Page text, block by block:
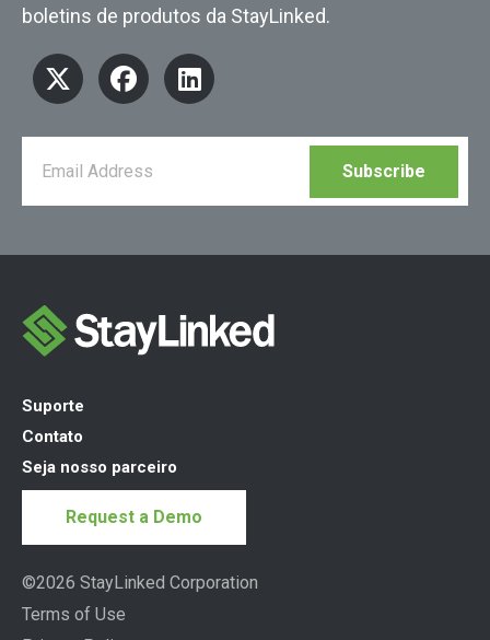
boletins de produtos da StayLinked.
Suporte
Contato
Seja nosso parceiro
Request a Demo
©2026 StayLinked Corporation
Terms of Use